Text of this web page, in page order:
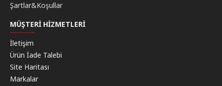
Şartlar&Koşullar
MÜŞTERI HIZMETLERI
İletişim
Ürün İade Talebi
Site Haritası
Markalar